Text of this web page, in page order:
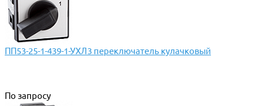
ПП53-25-1-439-1-УХЛ3 переключатель кулачковый
По запросу